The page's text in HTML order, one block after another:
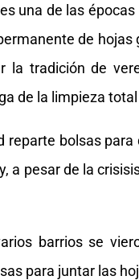
una de las
de hojas
la tradición de
de la limpieza
reparte bolsas
a pesar de la
barrios se
para juntar las